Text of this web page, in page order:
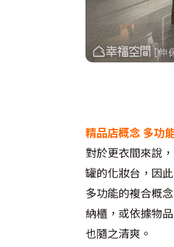
精品店概念多功
對於更衣間來說
罐的化妝台，因
多功能的複合概
納櫃，或依據物
也隨之清爽。